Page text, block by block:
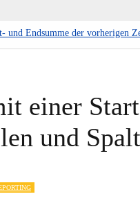
und Endsumme der vorherigen
einer
und